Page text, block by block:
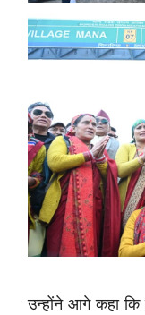
उन्होंने आगे कहा कि